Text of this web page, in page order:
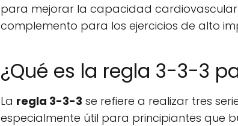
para mejorar la capacidad cardiovascular
complemento para los ejercicios de alto
¿Qué es la regla 3-3-3
La regla 3-3-3 se refiere a realizar tres
especialmente útil para principiantes que